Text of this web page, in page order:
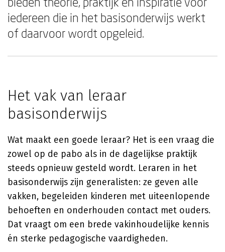
iedereen die in het basisonderwijs werkt
of daarvoor wordt opgeleid.
Het vak van leraar
basisonderwijs
Wat maakt een goede leraar? Het is een vraag die
zowel op de pabo als in de dagelijkse praktijk
steeds opnieuw gesteld wordt. Leraren in het
basisonderwijs zijn generalisten: ze geven alle
vakken, begeleiden kinderen met uiteenlopende
behoeften en onderhouden contact met ouders.
Dat vraagt om een brede vakinhoudelijke kennis
én sterke pedagogische vaardigheden.